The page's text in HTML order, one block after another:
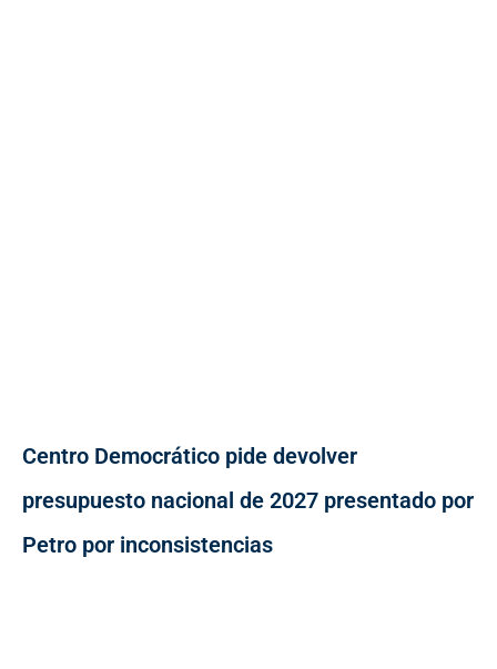
Centro Democrático pide devolver
presupuesto nacional de 2027 presentado por
Petro por inconsistencias